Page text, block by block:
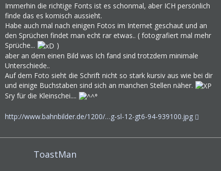
Immerhin die richtige Fonts ist es schonmal, aber ICH persönlich
finde das es komisch aussieht.
Habe auch mal nach einigen Fotos im Internet geschaut und an
den Sprüchen findet man echt rar etwas.. ( fotografiert mal mehr
Sprüche...
)
aber an dem einen Bild was Ich fand sind trotzdem minimale
Unterschiede..
Auf dem Foto sieht die Schrift nicht so stark kursiv aus wie bei dir
und einige Buchstaben sind sich an manchen Stellen näher.
Sry für die Kleinschei....
http://www.bahnbilder.de/1200/…g-sl-12-gt6-94-939100.jpg
ToastMan